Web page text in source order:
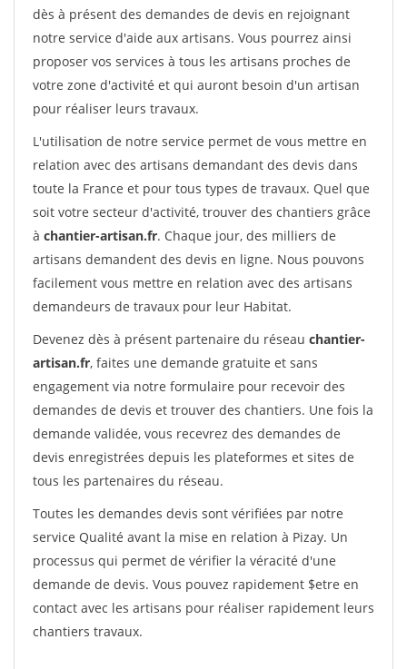
dès à présent des demandes de devis en rejoignant
notre service d'aide aux artisans. Vous pourrez ainsi
proposer vos services à tous les artisans proches de
votre zone d'activité et qui auront besoin d'un artisan
pour réaliser leurs travaux.
L'utilisation de notre service permet de vous mettre en
relation avec des artisans demandant des devis dans
toute la France et pour tous types de travaux. Quel que
soit votre secteur d'activité, trouver des chantiers grâce
à chantier-artisan.fr. Chaque jour, des milliers de
artisans demandent des devis en ligne. Nous pouvons
facilement vous mettre en relation avec des artisans
demandeurs de travaux pour leur Habitat.
Devenez dès à présent partenaire du réseau chantier-
artisan.fr, faites une demande gratuite et sans
engagement via notre formulaire pour recevoir des
demandes de devis et trouver des chantiers. Une fois la
demande validée, vous recevrez des demandes de
devis enregistrées depuis les plateformes et sites de
tous les partenaires du réseau.
Toutes les demandes devis sont vérifiées par notre
service Qualité avant la mise en relation à Pizay. Un
processus qui permet de vérifier la véracité d'une
demande de devis. Vous pouvez rapidement $etre en
contact avec les artisans pour réaliser rapidement leurs
chantiers travaux.